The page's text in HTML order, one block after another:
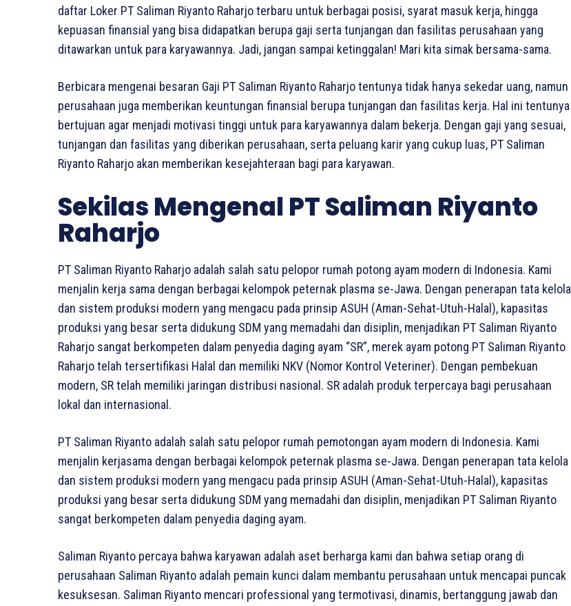
daftar Loker PT Saliman Riyanto Raharjo terbaru untuk berbagai posisi, syarat masuk kerja, hingga
kepuasan finansial yang bisa didapatkan berupa gaji serta tunjangan dan fasilitas perusahaan yang
ditawarkan untuk para karyawannya. Jadi, jangan sampai ketinggalan! Mari kita simak bersama-sama.
Berbicara mengenai besaran Gaji PT Saliman Riyanto Raharjo tentunya tidak hanya sekedar uang, namun
perusahaan juga memberikan keuntungan finansial berupa tunjangan dan fasilitas kerja. Hal ini tentunya
bertujuan agar menjadi motivasi tinggi untuk para karyawannya dalam bekerja. Dengan gaji yang sesuai,
tunjangan dan fasilitas yang diberikan perusahaan, serta peluang karir yang cukup luas, PT Saliman
Riyanto Raharjo akan memberikan kesejahteraan bagi para karyawan.
Sekilas Mengenal PT Saliman Riyanto
Raharjo
PT Saliman Riyanto Raharjo adalah salah satu pelopor rumah potong ayam modern di Indonesia. Kami
menjalin kerja sama dengan berbagai kelompok peternak plasma se-Jawa. Dengan penerapan tata kelola
dan sistem produksi modern yang mengacu pada prinsip ASUH (Aman-Sehat-Utuh-Halal), kapasitas
produksi yang besar serta didukung SDM yang memadahi dan disiplin, menjadikan PT Saliman Riyanto
Raharjo sangat berkompeten dalam penyedia daging ayam “SR”, merek ayam potong PT Saliman Riyanto
Raharjo telah tersertifikasi Halal dan memiliki NKV (Nomor Kontrol Veteriner). Dengan pembekuan
modern, SR telah memiliki jaringan distribusi nasional. SR adalah produk terpercaya bagi perusahaan
lokal dan internasional.
PT Saliman Riyanto adalah salah satu pelopor rumah pemotongan ayam modern di Indonesia. Kami
menjalin kerjasama dengan berbagai kelompok peternak plasma se-Jawa. Dengan penerapan tata kelola
dan sistem produksi modern yang mengacu pada prinsip ASUH (Aman-Sehat-Utuh-Halal), kapasitas
produksi yang besar serta didukung SDM yang memadahi dan disiplin, menjadikan PT Saliman Riyanto
sangat berkompeten dalam penyedia daging ayam.
Saliman Riyanto percaya bahwa karyawan adalah aset berharga kami dan bahwa setiap orang di
perusahaan Saliman Riyanto adalah pemain kunci dalam membantu perusahaan untuk mencapai puncak
kesuksesan. Saliman Riyanto mencari professional yang termotivasi, dinamis, bertanggung jawab dan